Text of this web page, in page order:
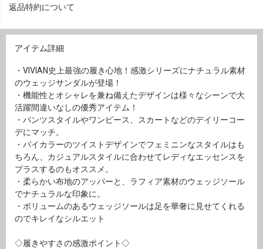
返品特約について
アイテム詳細
・VIVIAN史上最強の履き心地！感激シリーズにナチュラル素材
のウェッジサンダルが登場！
・機能性とオシャレを兼ね備えたデザインは様々なシーンで大
活躍間違いなしの優秀アイテム！
・パンツスタイルやワンピース、スカートなどのデイリーコー
デにマッチ。
・バイカラーのツイストデザインでフェミニンなスタイルはも
ちろん、カジュアルスタイルに合わせてレディなエッセンスを
プラスするのもオススメ。
・柔らかい布地のアッパーと、ラフィア素材のウェッジソール
でナチュラルな印象に。
・ボリュームのあるウェッジソールは足を華奢に見せてくれる
のでキレイなシルエット
◇履きやすさの感激ポイント◇